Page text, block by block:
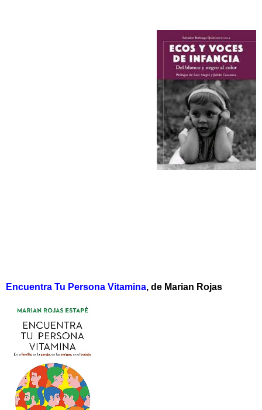
Encuentra Tu Persona Vitamina, de Marian Rojas